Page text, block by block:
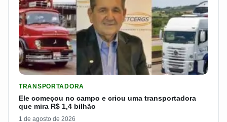
TRANSPORTADORA
Ele começou no campo e criou uma transportadora
que mira R$ 1,4 bilhão
1 de agosto de 2026